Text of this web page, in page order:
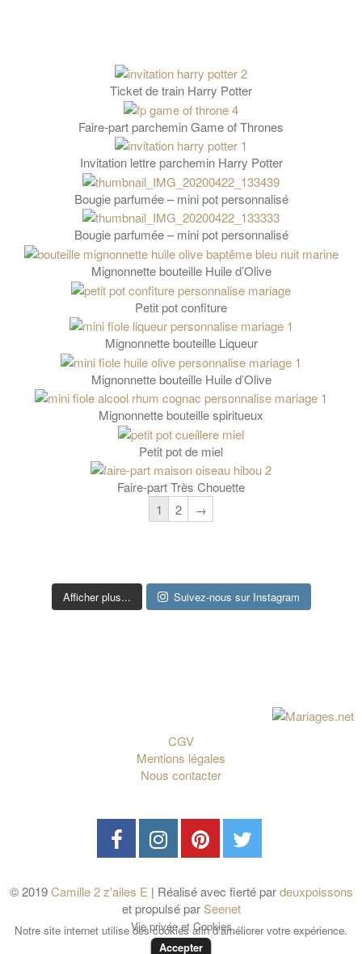
Ticket de train Harry Potter
Faire-part parchemin Game of Thrones
Invitation lettre parchemin Harry Potter
Bougie parfumée – mini pot personnalisé
Bougie parfumée – mini pot personnalisé
Mignonnette bouteille Huile d’Olive
Petit pot confiture
Mignonnette bouteille Liqueur
Mignonnette bouteille Huile d’Olive
Mignonnette bouteille spiritueux
Petit pot de miel
Faire-part Très Chouette
1
2 →
Afficher plus... Suivez-nous sur Instagram
CGV
Mentions légales
Nous contacter
© 2019Camille 2 z'ailes E | Réalisé avec fierté pardeuxpoissons
et propulsé par Seenet
Notre site internet utilise des cookies afin d'améliorer votre expérience.
Accepter
Vie privée et Cookies